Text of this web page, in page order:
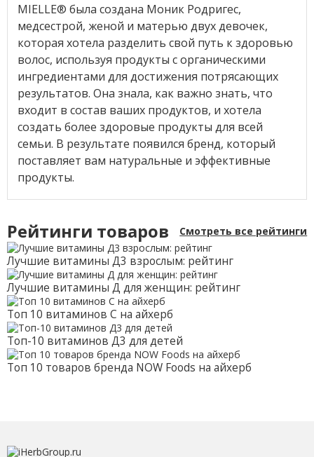
MIELLE® была создана Моник Родригес,
медсестрой, женой и матерью двух девочек,
которая хотела разделить свой путь к здоровью
волос, используя продукты с органическими
ингредиентами для достижения потрясающих
результатов. Она знала, как важно знать, что
входит в состав ваших продуктов, и хотела
создать более здоровые продукты для всей
семьи. В результате появился бренд, который
поставляет вам натуральные и эффективные
продукты.
Рейтинги товаров Смотреть все рейтинги
Лучшие витамины Д3 взрослым: рейтинг
Лучшие витамины Д для женщин: рейтинг
Топ 10 витаминов С на айхерб
Топ-10 витаминов Д3 для детей
Топ 10 товаров бренда NOW Foods на айхерб